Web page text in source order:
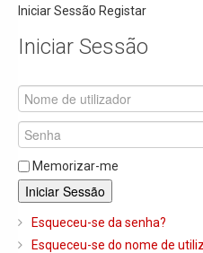
As Nossas Marcas
Recrutamento
Produtos
Solar
Termoacumuladores e
Ar Condicionado
Caldeiras e Queimadores
Iniciar Sessão Registar
Iniciar Sessão
Memorizar-me
Iniciar Sessão
Esqueceu-se da senha?
Esqueceu-se do nome de